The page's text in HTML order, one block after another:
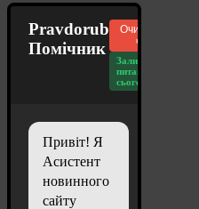
Pravdorub
Помічник
Очистити
чат
Залишилось
питань
сьогодні: 20
Привіт! Я
Асистент
новинного
сайту